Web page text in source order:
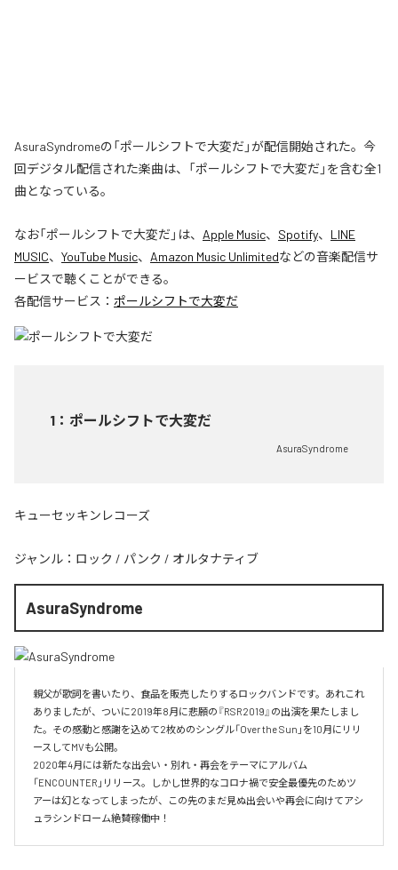
AsuraSyndromeの「ポールシフトで大変だ」が配信開始された。今
回デジタル配信された楽曲は、「ポールシフトで大変だ」を含む全1
曲となっている。
なお「ポールシフトで大変だ 」は、 Apple Music、 Spotify、 LINE
MUSIC、 YouTube Music、 Amazon Music Unlimitedなどの音楽配信サ
ービスで聴くことができる。
各配信サービス： ポールシフトで大変だ
1 ： ポールシフトで大変だ
AsuraSyndrome
キューセッキンレコーズ
ジャンル： ロック / パンク / オルタナティブ
AsuraSyndrome
親父が歌詞を書いたり、食品を販売したりするロックバンドです。あれこれ
ありましたが、ついに2019年8月に悲願の『RSR2019』の出演を果たしまし
た。その感動と感謝を込めて2枚めのシングル「Over the Sun」を10月にリリ
ースしてMVも公開。
2020年4月には新たな出会い・別れ・再会をテーマにアルバム
「ENCOUNTER」リリース。しかし世界的なコロナ禍で安全最優先のためツ
アーは幻となってしまったが、この先のまだ見ぬ出会いや再会に向けてアシ
ュラシンドローム絶賛稼働中！